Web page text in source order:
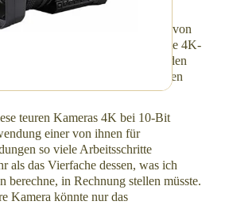
mich dabei, Kameras im Wert von
betrachten, die einige interessante 4K-
würden es mir nicht erlauben, den
den ich für Ihre Übertragungen
teuren Kameras 4K bei 10-Bit
einer von ihnen für
so viele Arbeitsschritte
als das Vierfache dessen, was ich
berechne, in Rechnung stellen müsste.
Kamera könnte nur das